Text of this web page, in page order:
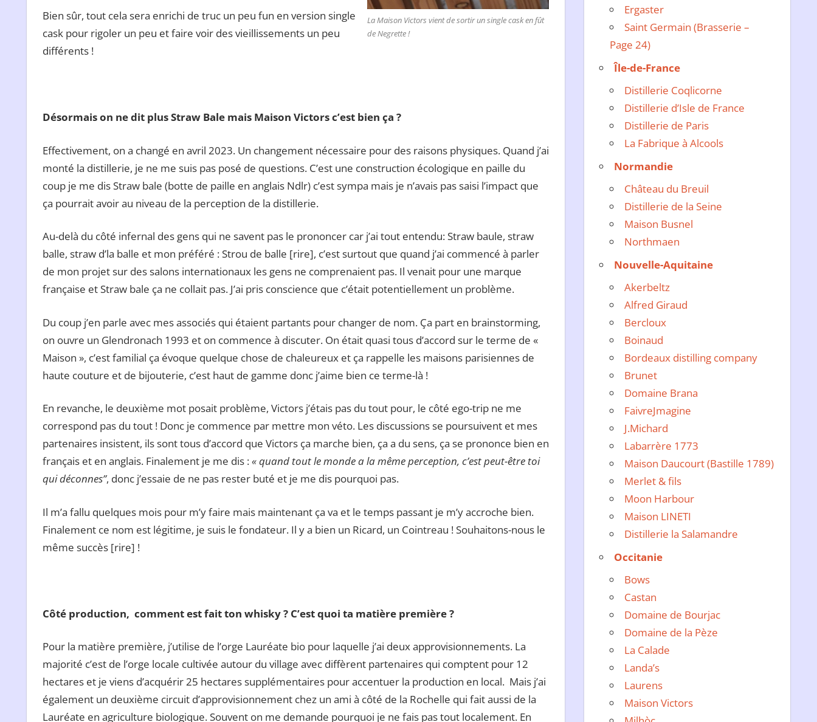
La Maison Victors vient de sortir un single cask en fût
de Negrette !
Bien sûr, tout cela sera enrichi de truc un peu fun en version single
cask pour rigoler un peu et faire voir des vieillissements un peu
différents !
Désormais on ne dit plus Straw Bale mais Maison Victors c’est bien ça ?
Effectivement, on a changé en avril 2023. Un changement nécessaire pour des raisons physiques. Quand j’ai
monté la distillerie, je ne me suis pas posé de questions. C’est une construction écologique en paille du
coup je me dis Straw bale (botte de paille en anglais Ndlr) c’est sympa mais je n’avais pas saisi l’impact que
ça pourrait avoir au niveau de la perception de la distillerie.
Au-delà du côté infernal des gens qui ne savent pas le prononcer car j’ai tout entendu: Straw baule, straw
balle, straw d’la balle et mon préféré : Strou de balle [rire], c’est surtout que quand j’ai commencé à parler
de mon projet sur des salons internationaux les gens ne comprenaient pas. Il venait pour une marque
française et Straw bale ça ne collait pas. J’ai pris conscience que c’était potentiellement un problème.
Du coup j’en parle avec mes associés qui étaient partants pour changer de nom. Ça part en brainstorming,
on ouvre un Glendronach 1993 et on commence à discuter. On était quasi tous d’accord sur le terme de «
Maison », c’est familial ça évoque quelque chose de chaleureux et ça rappelle les maisons parisiennes de
haute couture et de bijouterie, c’est haut de gamme donc j’aime bien ce terme-là !
En revanche, le deuxième mot posait problème, Victors j’étais pas du tout pour, le côté ego-trip ne me
correspond pas du tout ! Donc je commence par mettre mon véto. Les discussions se poursuivent et mes
partenaires insistent, ils sont tous d’accord que Victors ça marche bien, ça a du sens, ça se prononce bien en
français et en anglais. Finalement je me dis :« quand tout le monde a la même perception, c’est peut-être toi
qui déconnes”, donc j’essaie de ne pas rester buté et je me dis pourquoi pas.
Il m’a fallu quelques mois pour m’y faire mais maintenant ça va et le temps passant je m’y accroche bien.
Finalement ce nom est légitime, je suis le fondateur. Il y a bien un Ricard, un Cointreau ! Souhaitons-nous le
même succès [rire] !
Côté production, comment est fait ton whisky ? C’est quoi ta matière première ?
Pour la matière première, j’utilise de l’orge Lauréate bio pour laquelle j’ai deux approvisionnements. La
majorité c’est de l’orge locale cultivée autour du village avec diffèrent partenaires qui comptent pour 12
hectares et je viens d’acquérir 25 hectares supplémentaires pour accentuer la production en local. Mais j’ai
également un deuxième circuit d’approvisionnement chez un ami à côté de la Rochelle qui fait aussi de la
Lauréate en agriculture biologique. Souvent on me demande pourquoi je ne fais pas tout localement. En
Ergaster
Saint Germain (Brasserie –
Page 24)
Île-de-France
Distillerie Coqlicorne
Distillerie d’Isle de France
Distillerie de Paris
La Fabrique à Alcools
Normandie
Château du Breuil
Distillerie de la Seine
Maison Busnel
Northmaen
Nouvelle-Aquitaine
Akerbeltz
Alfred Giraud
Bercloux
Boinaud
Bordeaux distilling company
Brunet
Domaine Brana
FaivreJmagine
J.Michard
Labarrère 1773
Maison Daucourt (Bastille 1789)
Merlet & fils
Moon Harbour
Maison LINETI
Distillerie la Salamandre
Occitanie
Bows
Castan
Domaine de Bourjac
Domaine de la Pèze
La Calade
Landa’s
Laurens
Maison Victors